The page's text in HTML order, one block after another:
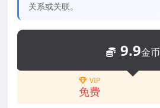
关系或关联。
9.9金币
VIP
免费